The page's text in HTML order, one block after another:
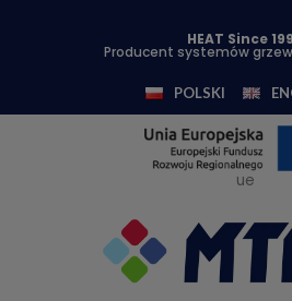
HEAT Since
Producent systemów
POLSKI
ue